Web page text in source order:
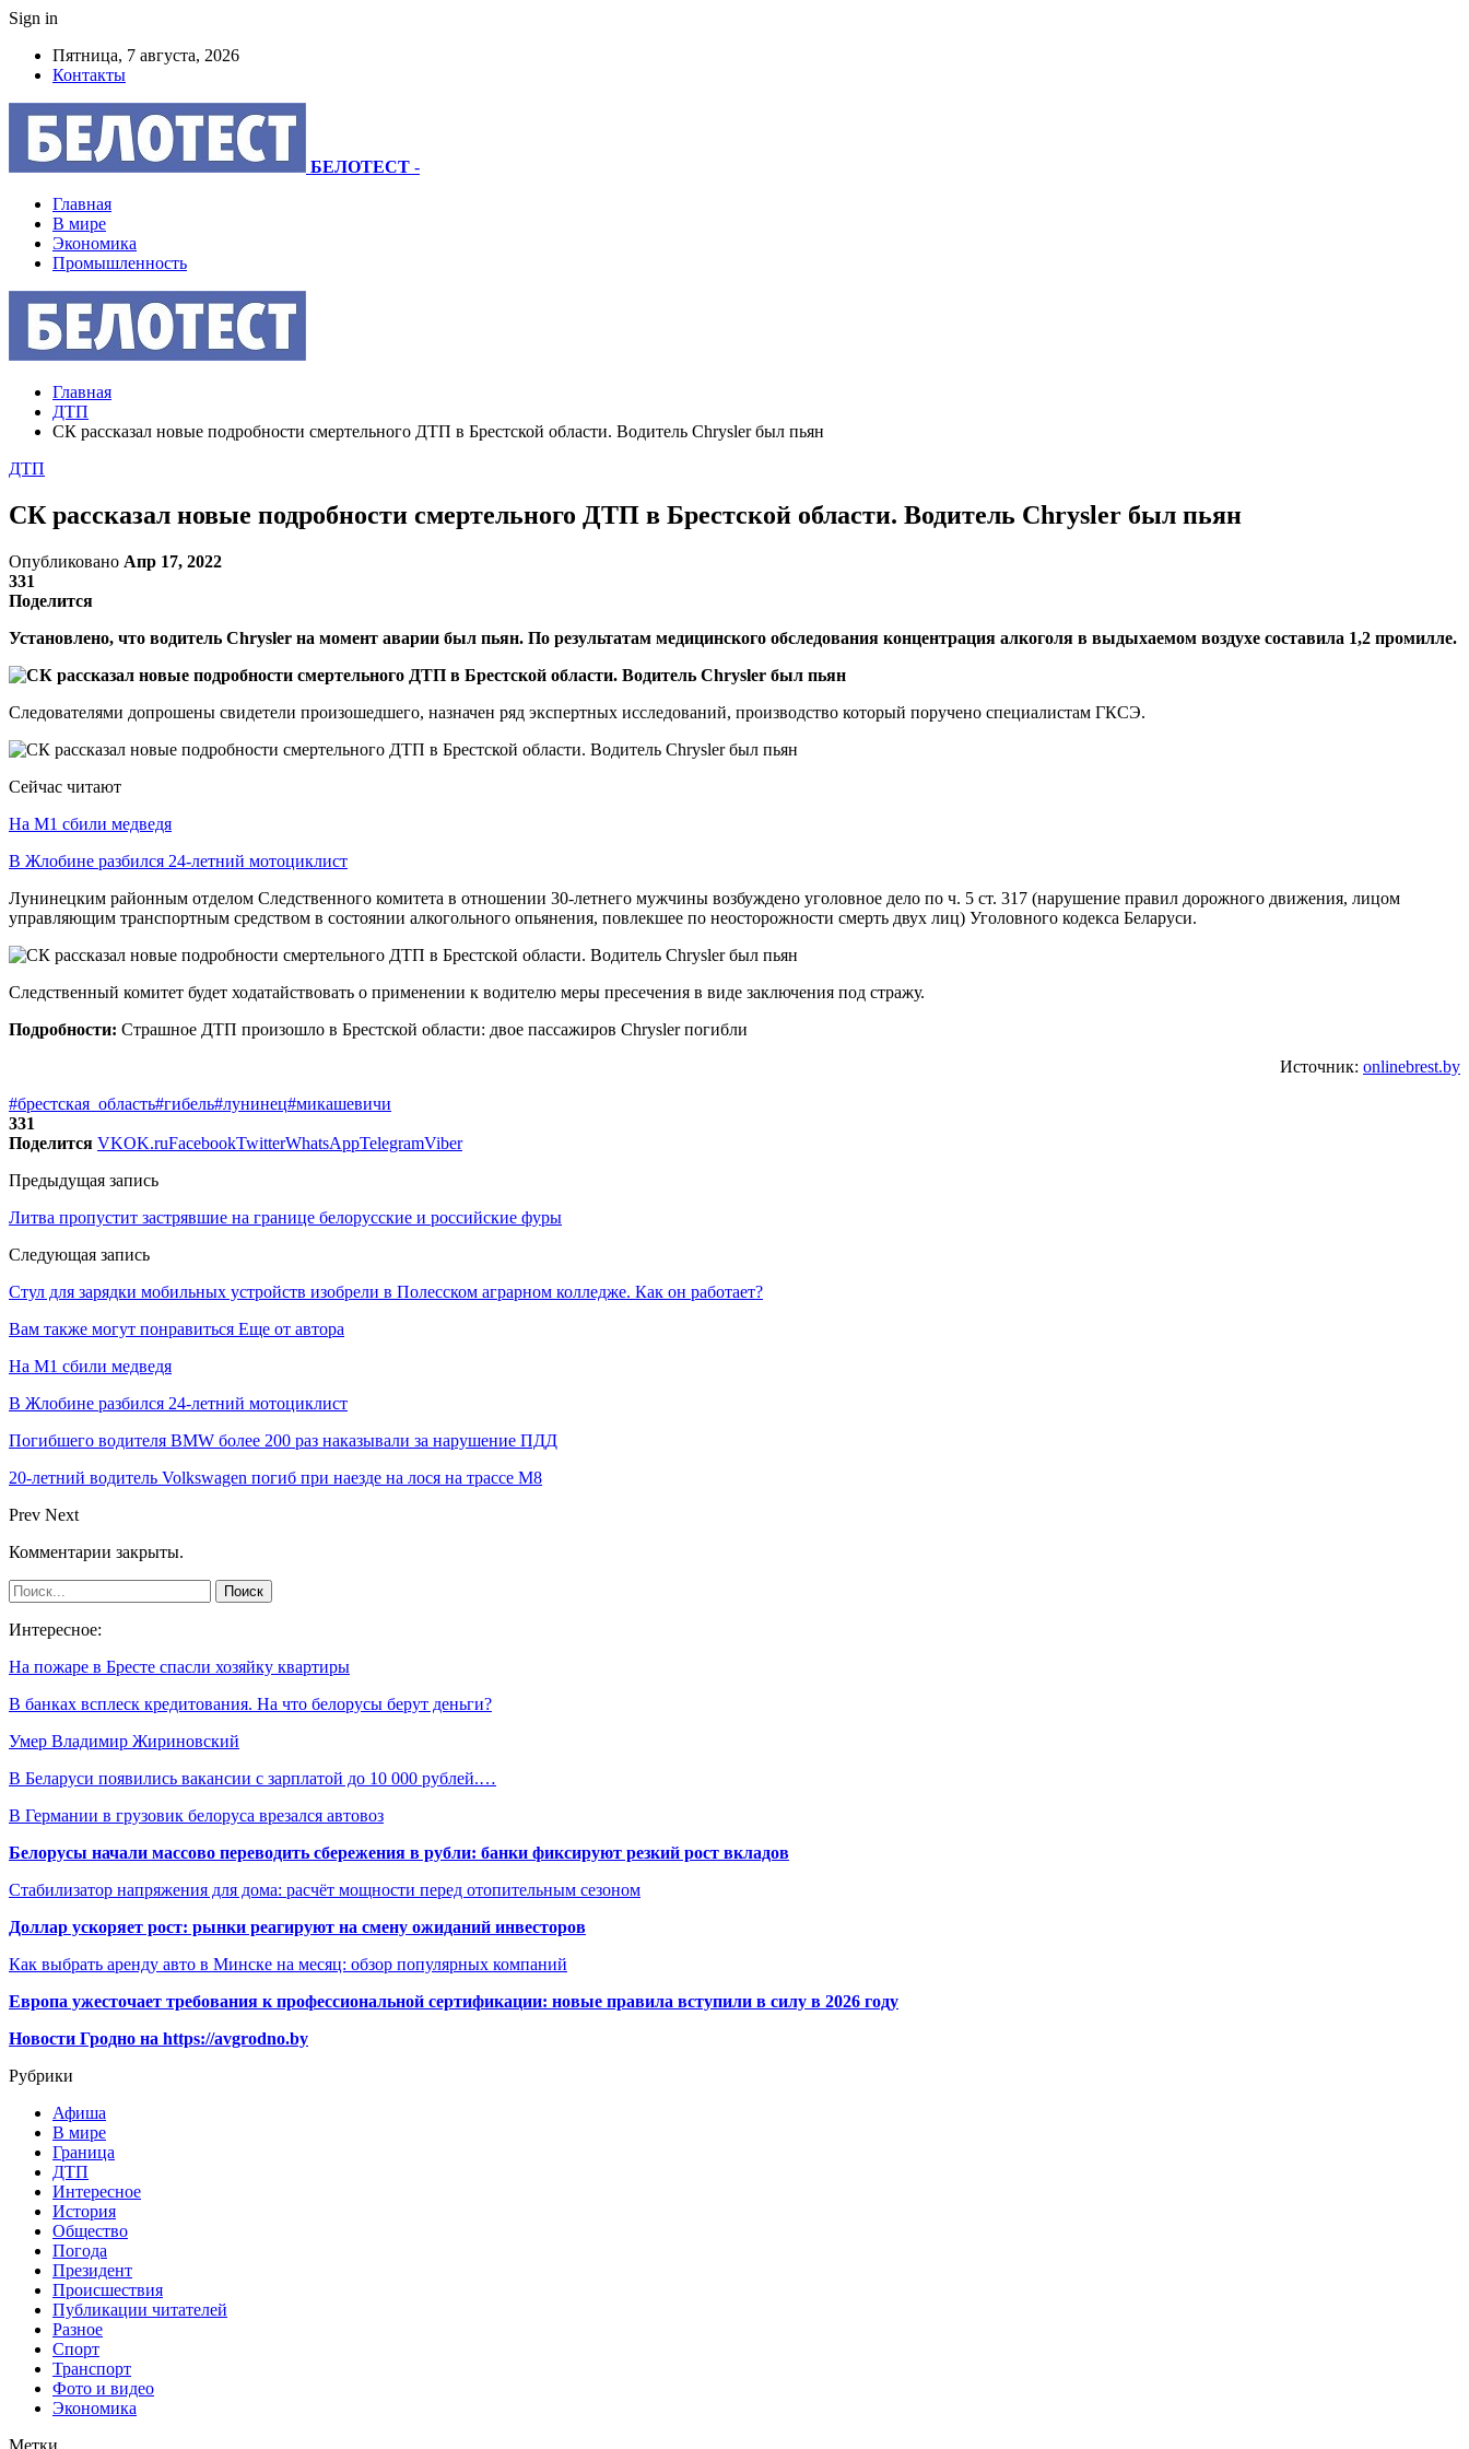
Sign in
Пятница, 7 августа, 2026
Контакты
БЕЛОТЕСТ -
Главная
В мире
Экономика
Промышленность
Главная
ДТП
СК рассказал новые подробности смертельного ДТП в Брестской области. Водитель Chrysler был пьян
ДТП
СК рассказал новые подробности смертельного ДТП в Брестской области. Водитель Chrysler был пьян
Опубликовано Апр 17, 2022
331
Поделится
Установлено, что водитель Chrysler на момент аварии был пьян. По результатам медицинского обследования концентрация алкоголя в выдыхаемом воздухе составила 1,2 промилле.
Следователями допрошены свидетели произошедшего, назначен ряд экспертных исследований, производство который поручено специалистам ГКСЭ.
Сейчас читают
На М1 сбили медведя
В Жлобине разбился 24-летний мотоциклист
Лунинецким районным отделом Следственного комитета в отношении 30-летнего мужчины возбуждено уголовное дело по ч. 5 ст. 317 (нарушение правил дорожного движения, лицом
управляющим транспортным средством в состоянии алкогольного опьянения, повлекшее по неосторожности смерть двух лиц) Уголовного кодекса Беларуси.
Следственный комитет будет ходатайствовать о применении к водителю меры пресечения в виде заключения под стражу.
Подробности: Страшное ДТП произошло в Брестской области: двое пассажиров Chrysler погибли
Источник: onlinebrest.by
#брестская_область#гибель#лунинец#микашевичи
331
Поделится VKOK.ruFacebookTwitterWhatsAppTelegramViber
Предыдущая запись
Литва пропустит застрявшие на границе белорусские и российские фуры
Следующая запись
Стул для зарядки мобильных устройств изобрели в Полесском аграрном колледже. Как он работает?
Вам также могут понравиться Еще от автора
На М1 сбили медведя
В Жлобине разбился 24-летний мотоциклист
Погибшего водителя BMW более 200 раз наказывали за нарушение ПДД
20-летний водитель Volkswagen погиб при наезде на лося на трассе М8
Prev Next
Комментарии закрыты.
Интересное:
На пожаре в Бресте спасли хозяйку квартиры
В банках всплеск кредитования. На что белорусы берут деньги?
Умер Владимир Жириновский
В Беларуси появились вакансии с зарплатой до 10 000 рублей.…
В Германии в грузовик белоруса врезался автовоз
Белорусы начали массово переводить сбережения в рубли: банки фиксируют резкий рост вкладов
Стабилизатор напряжения для дома: расчёт мощности перед отопительным сезоном
Доллар ускоряет рост: рынки реагируют на смену ожиданий инвесторов
Как выбрать аренду авто в Минске на месяц: обзор популярных компаний
Европа ужесточает требования к профессиональной сертификации: новые правила вступили в силу в 2026 году
Новости Гродно на https://avgrodno.by
Рубрики
Афиша
В мире
Граница
ДТП
Интересное
История
Общество
Погода
Президент
Происшествия
Публикации читателей
Разное
Спорт
Транспорт
Фото и видео
Экономика
Метки